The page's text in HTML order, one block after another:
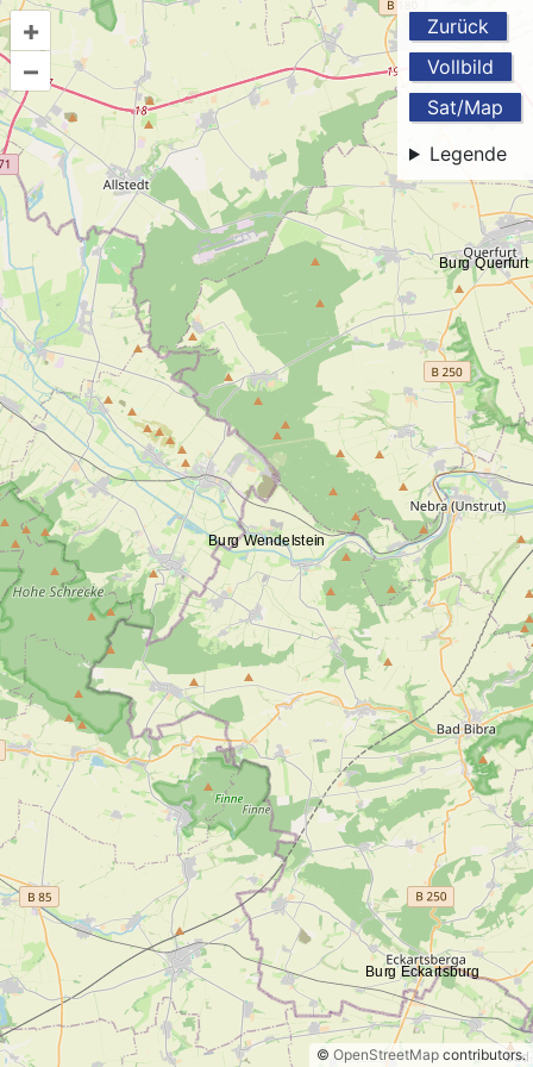
Zurück
Vollbild
Sat/Map
Legende
+
–
© OpenStreetMap contributors.